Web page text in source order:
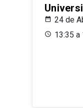
24 de
13:35 a